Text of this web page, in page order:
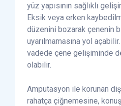
yüz yapısının sağlıklı
Eksik veya erken
düzenini bozarak çenenin
uyarılmamasına yol
vadede çene gelişiminde
olabilir.
Amputasyon ile korunan
rahatça çiğnemesine,